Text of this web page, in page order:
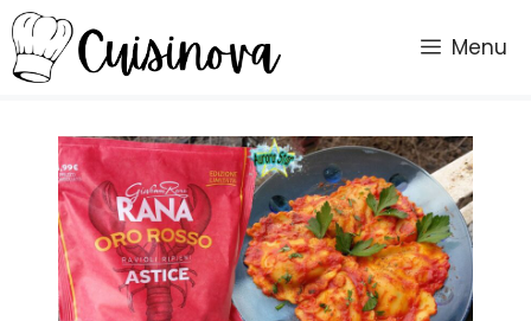
Vai
al
contenuto
Menu